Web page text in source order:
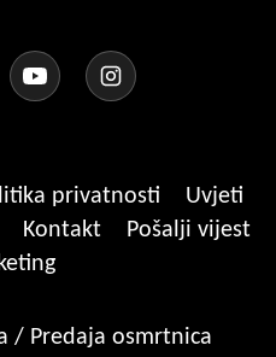
privatnosti
Uvjeti
Kontakt
Pošalji vijest
/ Predaja osmrtnica